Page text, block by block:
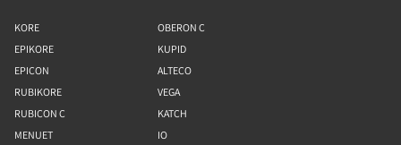
KORE
EPIKORE
EPICON
RUBIKORE
RUBICON C
MENUET
OBERON C
KUPID
ALTECO
VEGA
KATCH
IO